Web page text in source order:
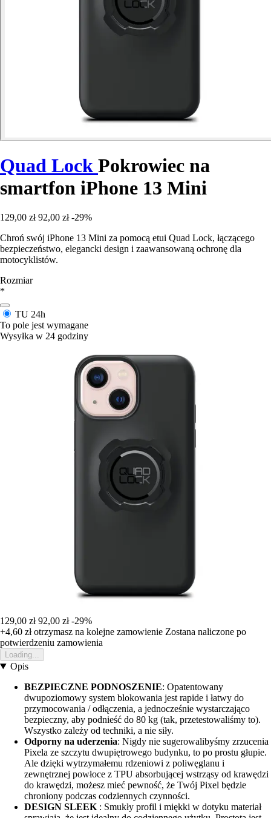
Quad Lock Pokrowiec na
smartfon iPhone 13 Mini
129,00 zł 92,00 zł -29%
Chroń swój iPhone 13 Mini za pomocą etui Quad Lock, łączącego
bezpieczeństwo, elegancki design i zaawansowaną ochronę dla
motocyklistów.
Rozmiar
*
TU 24h
To pole jest wymagane
Wysyłka w 24 godziny
129,00 zł 92,00 zł -29%
+4,60 złotrzymasz na kolejne zamowienie Zostana naliczone po
potwierdzeniu zamowienia
Loading...
Opis
BEZPIECZNE PODNOSZENIE: Opatentowany
dwupoziomowy system blokowania jest rapide i łatwy do
przymocowania / odłączenia, a jednocześnie wystarczająco
bezpieczny, aby podnieść do 80 kg (tak, przetestowaliśmy to).
Wszystko zależy od techniki, a nie siły.
Odporny na uderzenia: Nigdy nie sugerowalibyśmy zrzucenia
Pixela ze szczytu dwupiętrowego budynku, to po prostu głupie.
Ale dzięki wytrzymałemu rdzeniowi z poliwęglanu i
zewnętrznej powłoce z TPU absorbującej wstrząsy od krawędzi
do krawędzi, możesz mieć pewność, że Twój Pixel będzie
chroniony podczas codziennych czynności.
DESIGN SLEEK : Smukły profil i miękki w dotyku materiał